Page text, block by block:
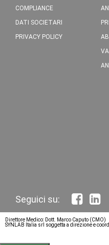
COMPLIANCE
DATI SOCIETARI
PRIVACY POLICY
Direttore Medico: Dott. Marco Caputo (CMO)
SYNLAB Italia srl soggetta a direzione e